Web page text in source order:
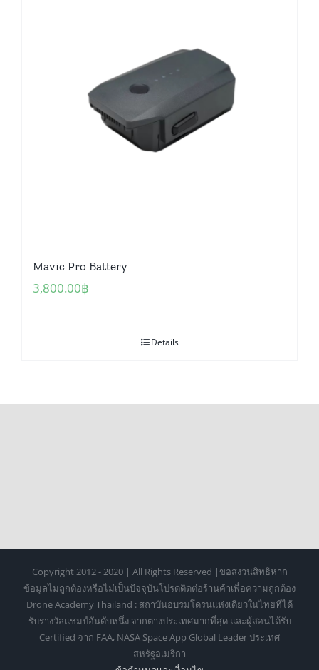
Mavic Pro Battery
3,800.00฿
Details
Copyright 2012 - 2020 | All Rights Reserved |ขอสงวนสิทธิหาก
ข้อมูลไม่ถูกต้องหรือไม่เป็นปัจจุบันโปรดติดต่อร้านค้าเพื่อความถูกต้อง
Drone Academy Thailand : สถาบันอบรมโดรนแห่งเดียวในไทยที่ได้
รับรางวัลแชมป์อันดับหนึ่ง จากต่างประเทศมากที่สุด และผู้สอนได้รับ
Certified จาก FAA, NASA Space App Global Leader ประเทศ
สหรัฐอเมริกา